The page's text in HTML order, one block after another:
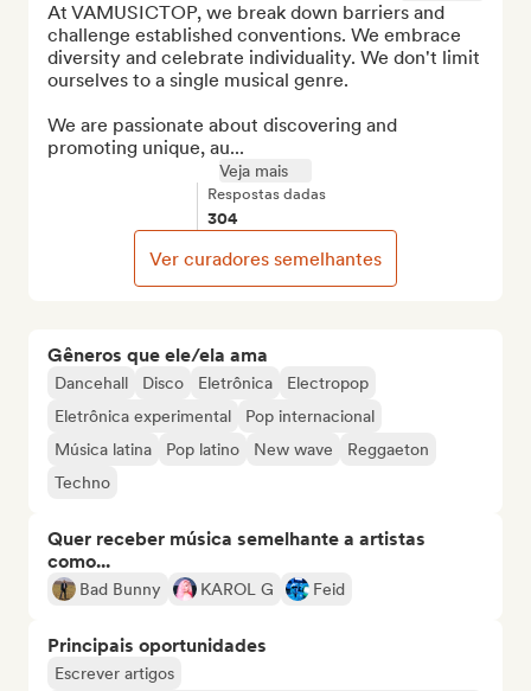
Gêneros que ele/ela ama
Dancehall Disco Eletrônica
Electropop
Eletrônica experimental
Pop internacional
Música latina
Pop latino New wave
Reggaeton
Techno
Quer receber música semelhante a artistas
como...
Bad Bunny KAROL G Feid
Principais oportunidades
Escrever artigos
At VAMUSICTOP, we break down barriers and
challenge established conventions. We embrace
diversity and celebrate individuality. We don't limit
ourselves to a single musical genre.
We are passionate about discovering and
promoting unique, au...
Veja mais
Respostas dadas
304
Ver curadores semelhantes